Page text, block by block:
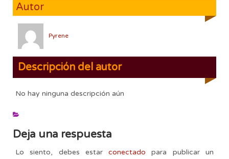
Autor
Pyrene
Descripción del autor
No hay ninguna descripción aún
Deja una respuesta
Lo siento, debes estarconectado para publicar un